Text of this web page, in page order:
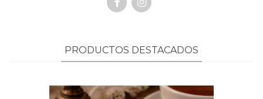
PRODUCTOS DESTACADOS